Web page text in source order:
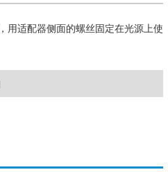
用适配器侧面的螺丝固定在光源上使